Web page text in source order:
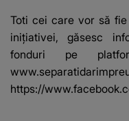
Toti cei care vor să
inițiativei, găsesc
fonduri pe
https://